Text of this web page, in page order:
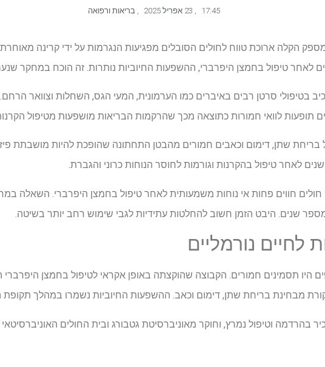
17:45
,
, בריאות ורפואה
הקלה ארוכת טווח לחולים הסובלים מפגיעות הנגרמות על ידי קרינה
לאחר טיפול בחמצן היפרברי, ההשפעות החיוביות נותרות. זה הוכח במחקר
בטיפולי סרטן רבים באיברים כמו הערמונית, המעי הגס, השחלות וצוואר
בריחת שתן, דימום וכאבים חמורים מהבטן התחתונה שהופכת להיות מושבתת
לאחר טיפול בהקרנות וגורמות לחוסר הנוחות כרוני והגברת.
חווים פחות אי נוחות משמעותית לאחר טיפול בחמצן היפרברי. השאלה
שנים. היבט הזמן חשוב להחלטות עתידיות לגבי שימוש רחב יותר בשיטה.
לחיים נורמליים
תסמינים חמורים. הקבוצה שהוקצתה באופן אקראי לטיפול בחמצן היפרברי
מבחינת בריחת שתן, דימום וכאב. ההשפעות החיוביות נשמרו במהלך
בהרדמה וטיפול נמרץ, וחוקר מאוניברסיטת גטבורג ובית החולים